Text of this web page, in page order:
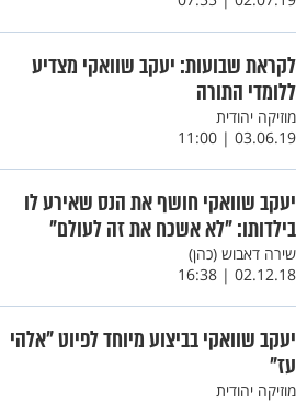
לקראת שבועות: יעקב שוואקי מצדיע
ללומדי התורה
מוזיקה יהודית
03.06.19 | 11:00
יעקב שוואקי חושף את הנס שאירע לו
בילדותו: "לא אשכח את זה לעולם"
שירה דאבוש (כהן)
02.12.18 | 16:38
יעקב שוואקי בביצוע מיוחד לפיוט "אלהי
עז"
מוזיקה יהודית